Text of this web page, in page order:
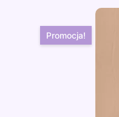
Promocja!